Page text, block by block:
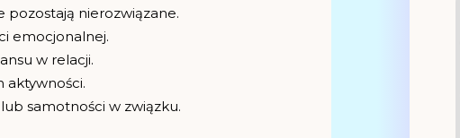
pozostają nierozwiązane.
emocjonalnej.
w relacji.
aktywności.
samotności w związku.